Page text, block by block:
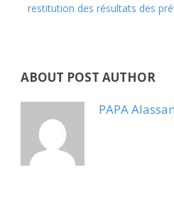
restitution des résultats des
ABOUT POST AUTHOR
PAPA